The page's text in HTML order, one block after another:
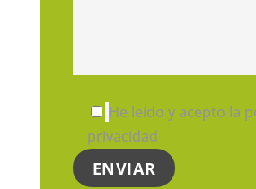
He leído y acepto la
privacidad